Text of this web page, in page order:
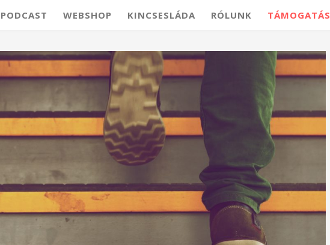
PODCAST WEBSHOP KINCSESLÁDA RÓLUNK TÁMOGATÁS